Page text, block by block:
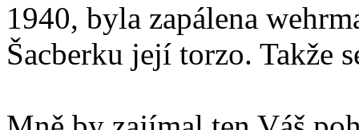
1940, byla zapálena
Šacberku její torzo. Takže